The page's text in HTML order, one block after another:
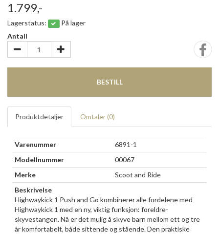
1.799,-
Lagerstatus:
På lager
Antall
BESTILL
Produktdetaljer Omtaler (0)
Varenummer
6891-1
Modellnummer
00067
Merke
Scoot and Ride
Beskrivelse
Highwaykick 1 Push and Go kombinerer alle fordelene med
Highwaykick 1 med en ny, viktig funksjon: foreldre-
skyvestangen. Nå er det mulig å skyve barn mellom ett og tre
år komfortabelt, både sittende og stående. Den praktiske